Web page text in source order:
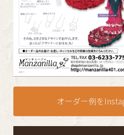
オーダー例を